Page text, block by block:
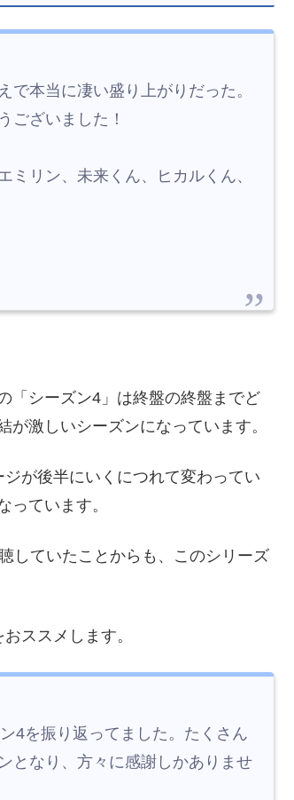
で本当に凄い盛り上がりだった。
ございました！
ミリン、未来くん、ヒカルくん、
「シーズン4」は終盤の終盤までど
激しいシーズンになっています。
が後半にいくにつれて変わってい
っています。
していたことからも、このシリーズ
ススメします。
4を振り返ってました。たくさん
となり、方々に感謝しかありませ